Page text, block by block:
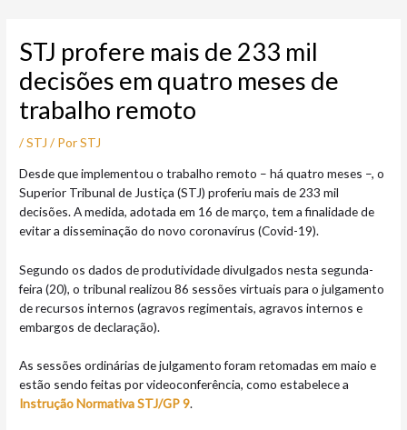
conteúdo
STJ profere mais de 233 mil
decisões em quatro meses de
trabalho remoto
/STJ / PorSTJ
Desde que implementou o trabalho remoto – há quatro meses –, o
Superior Tribunal de Justiça (STJ) proferiu mais de 233 mil
decisões. A medida, adotada em 16 de março, tem a finalidade de
evitar a disseminação do novo coronavírus (Covid-19).
Segundo os dados de produtividade divulgados nesta segunda-
feira (20), o tribunal realizou 86 sessões virtuais para o julgamento
de recursos internos (agravos regimentais, agravos internos e
embargos de declaração).
As sessões ordinárias de julgamento foram retomadas em maio e
estão sendo feitas por videoconferência, como estabelece a
Instrução Normativa STJ/GP 9.